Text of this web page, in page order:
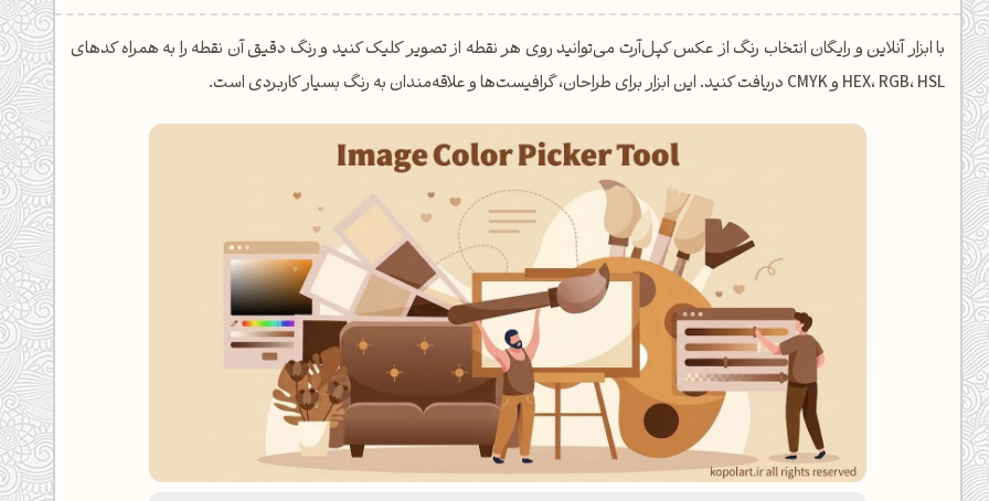
کدهای رنگ
رنگ مکمل
تمام ابزارها
با ابزار آنلاین و رایگان انتخاب رنگ از عکس کپل‌آرت می‌توانید روی هر نقطه از تصویر کلیک کنید و رنگ دقیق آن نقطه را به همراه کدهای
HEX، RGB، HSL و CMYK دریافت کنید. این ابزار برای طراحان، گرافیست‌ها و علاقه‌مندان به رنگ بسیار کاربردی است.